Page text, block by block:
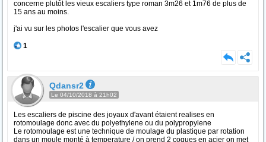
concerne plutôt les vieux escaliers type roman 3m26 et 1m76 de plus de
15 ans au moins.
j'ai vu sur les photos l'escalier que vous avez
1
Qdansr2
Le 04/10/2018 à 21h02
Les escaliers de piscine des joyaux d'avant étaient realises en
rotomoulage donc avec du polyethylene ou du polypropylene
Le rotomoulage est une technique de moulage du plastique par rotation
dans un moule monté à temperature / on prend 2 coques en acier on met